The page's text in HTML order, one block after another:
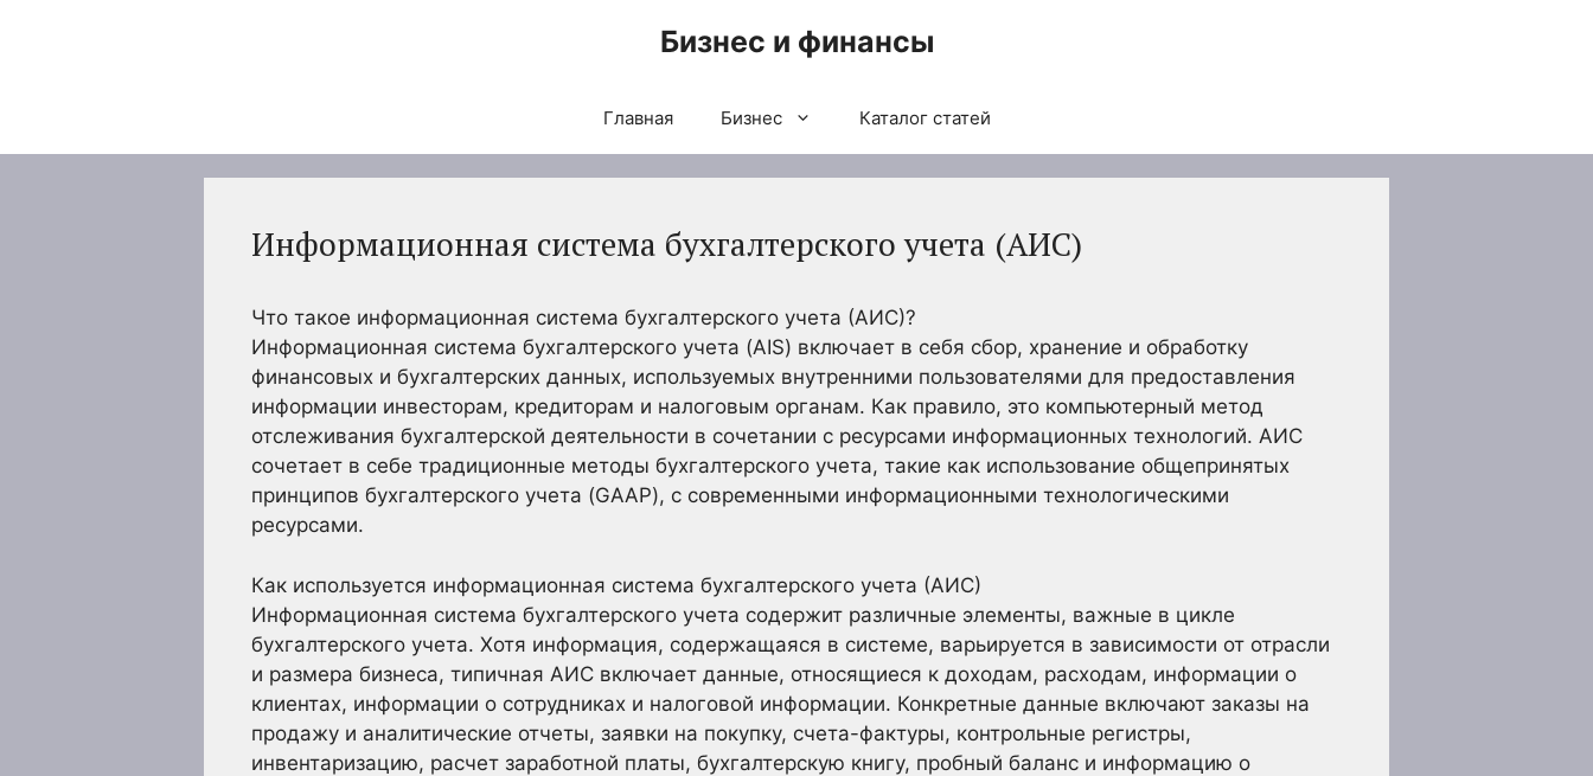
Бизнес и финансы
Главная Бизнес Каталог статей
Информационная система бухгалтерского учета (АИС)
Что такое информационная система бухгалтерского учета (АИС)?
Информационная система бухгалтерского учета (AIS) включает в себя сбор, хранение и обработку
финансовых и бухгалтерских данных, используемых внутренними пользователями для предоставления
информации инвесторам, кредиторам и налоговым органам. Как правило, это компьютерный метод
отслеживания бухгалтерской деятельности в сочетании с ресурсами информационных технологий. АИС
сочетает в себе традиционные методы бухгалтерского учета, такие как использование общепринятых
принципов бухгалтерского учета (GAAP), с современными информационными технологическими
ресурсами.
Как используется информационная система бухгалтерского учета (АИС)
Информационная система бухгалтерского учета содержит различные элементы, важные в цикле
бухгалтерского учета. Хотя информация, содержащаяся в системе, варьируется в зависимости от отрасли
и размера бизнеса, типичная АИС включает данные, относящиеся к доходам, расходам, информации о
клиентах, информации о сотрудниках и налоговой информации. Конкретные данные включают заказы на
продажу и аналитические отчеты, заявки на покупку, счета-фактуры, контрольные регистры,
инвентаризацию, расчет заработной платы, бухгалтерскую книгу, пробный баланс и информацию о